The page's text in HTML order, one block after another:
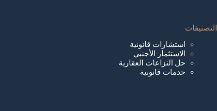
التصنيفات
استشارات قانونية
الاستثمار الأجنبي
حل النزاعات العقارية
خدمات قانونية